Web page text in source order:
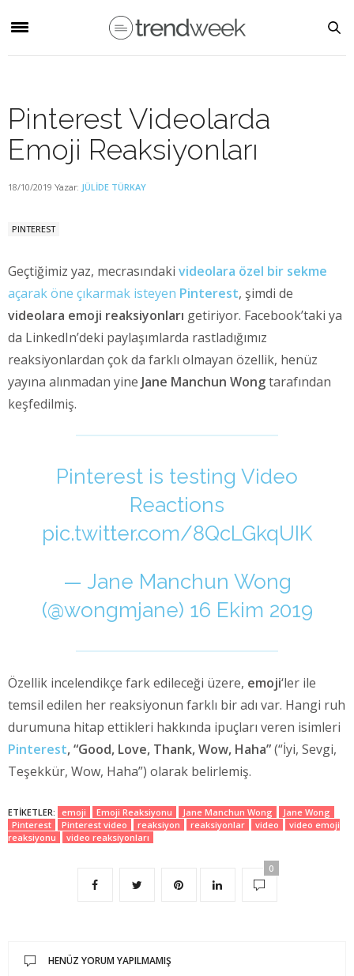
Pinterest Videolarda
Emoji Reaksiyonları
18/10/2019 Yazar: JÜLIDE TÜRKAY
PINTEREST
Geçtiğimiz yaz, mecrasındaki videolara özel bir sekme
açarak öne çıkarmak isteyen Pinterest, şimdi de
videolara emoji reaksiyonları getiriyor. Facebook’taki ya
da LinkedIn’deki paylaşımlarda rastladığımız
reaksiyonlardan çok da farklı olmayan özellik, henüz
yayına alınmadan yine Jane Manchun Wongtarafından
keşfedilmiş.
Pinterest is testing Video
Reactions
pic.twitter.com/8QcLGkqUIK
— Jane Manchun Wong
(@wongmjane) 16 Ekim 2019
Özellik incelendikçe fark edileceği üzere, emoji‘ler ile
temsil edilen her reaksiyonun farklı bir adı var. Hangi ruh
durumuna hitap ettikleri hakkında ipuçları veren isimleri
Pinterest,“Good, Love, Thank, Wow, Haha”(“İyi, Sevgi,
Teşekkür, Wow, Haha”) olarak belirlemiş.
ETIKETLER: emoji Emoji Reaksiyonu Jane Manchun Wong
Jane Wong
Pinterest
Pinterest video reaksiyon reaksiyonlar video
video emoji
reaksiyonu
video reaksiyonları
0
HENÜZ YORUM YAPILMAMIŞ